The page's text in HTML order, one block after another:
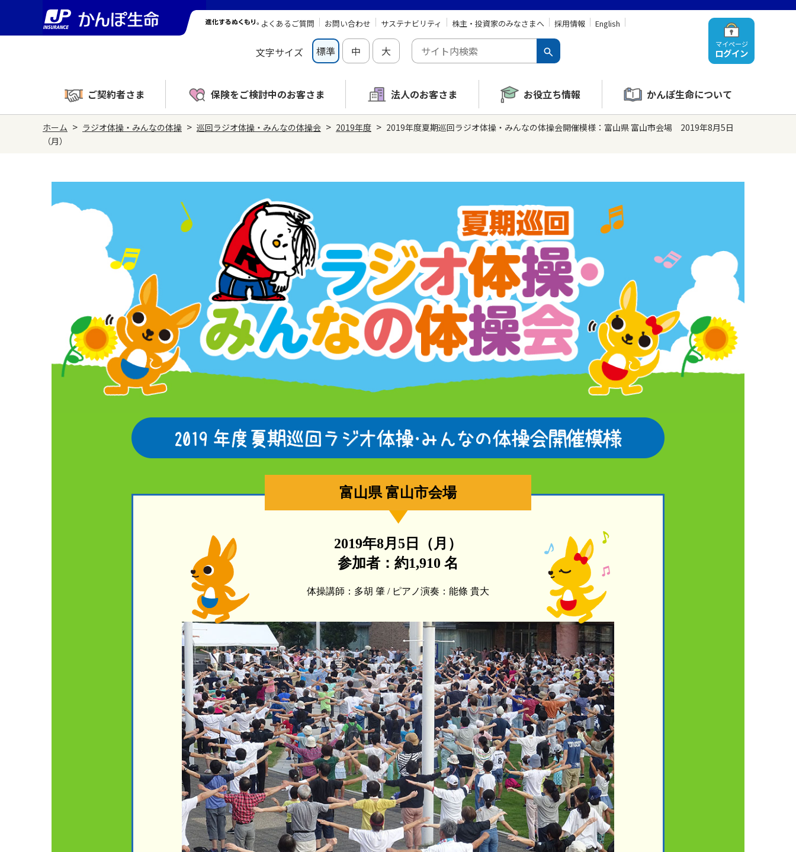
マイページ
ログイン
よくあるご質問 お問い合わせ サステナビリティ 株主・投資家のみなさまへ 採用情報 English
文字サイズ 標準 中 大
ご契約者さま 保険をご検討中のお客さま 法人のお客さま お役立ち情報 かんぽ生命について
ホーム > ラジオ体操・みんなの体操 > 巡回ラジオ体操・みんなの体操会 > 2019年度 > 2019年度夏期巡回ラジオ体操・みんなの体操会開催模様：富山県 富山市会場 2019年8月5日
（月）
富山県 富山市会場
2019年8月5日（月）
参加者：約1,910 名
体操講師：多胡 肇 / ピアノ演奏：能條 貴大